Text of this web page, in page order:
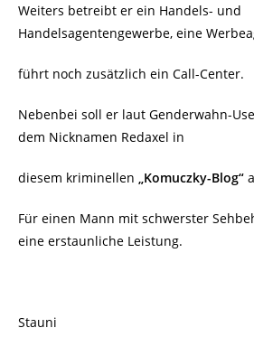
Weiters betreibt er ein Handels- und
Handelsagentengewerbe, eine
führt noch zusätzlich ein Call-Center.
Nebenbei soll er laut Genderwahn-
dem Nicknamen Redaxel in
diesem kriminellen „Komuczky-Blog“
Für einen Mann mit schwerster
eine erstaunliche Leistung.
Stauni